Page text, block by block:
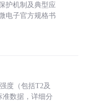
护机制及典型应
电子官方规格书
度（包括T2及
准数据，详细分